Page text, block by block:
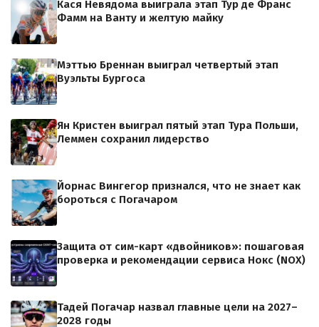
Кася Невядома выиграла этап Тур де Франс
Фамм на Ванту и желтую майку
Мэттью Бреннан выиграл четвертый этап
Вуэльты Бургоса
Ян Кристен выиграл пятый этап Тура Польши,
Леммен сохранил лидерство
Йорнас Вингегор признался, что не знает как
бороться с Погачаром
Защита от сим-карт «двойников»: пошаговая
проверка и рекомендации сервиса Нокс (NOX)
Тадей Погачар назвал главные цели на 2027–
2028 годы